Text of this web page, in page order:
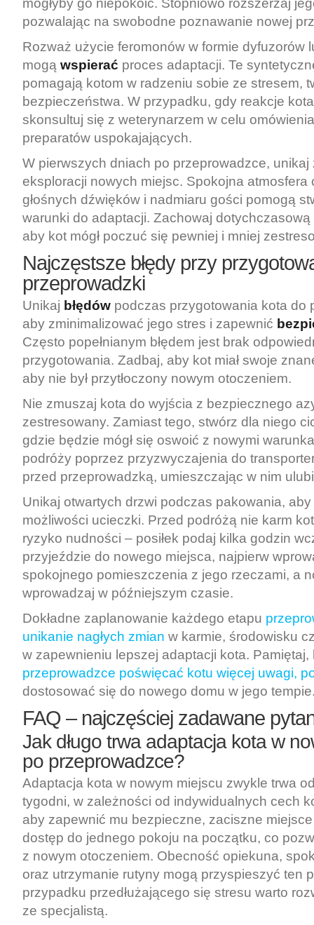
mogłyby go niepokoić. Stopniowo rozszerzaj
pozwalając na swobodne poznawanie nowej
Rozważ użycie feromonów w formie dyfuzorów
mogą wspierać proces adaptacji. Te
pomagają kotom w radzeniu sobie ze stresem,
bezpieczeństwa. W przypadku, gdy reakcje
skonsultuj się z weterynarzem w celu
preparatów uspokajających.
W pierwszych dniach po przeprowadzce,
eksploracji nowych miejsc. Spokojna atmosfera
głośnych dźwięków i nadmiaru gości pomogą
warunki do adaptacji. Zachowaj
aby kot mógł poczuć się pewniej i mniej
Najczęstsze błędy przy
przeprowadzki
Unikaj błędów podczas przygotowania kota do
aby zminimalizować jego stres i zapewnić
Często popełnianym błędem jest brak
przygotowania. Zadbaj, aby kot miał swoje
aby nie był przytłoczony nowym otoczeniem.
Nie zmuszaj kota do wyjścia z bezpiecznego
zestresowany. Zamiast tego, stwórz dla niego
gdzie będzie mógł się oswoić z nowymi
podróży poprzez przyzwyczajenia do
przed przeprowadzką, umieszczając w nim
Unikaj otwartych drzwi podczas pakowania, aby
możliwości ucieczki. Przed podróżą nie karm
ryzyko nudności – posiłek podaj kilka godzin
przyjeździe do nowego miejsca, najpierw
spokojnego pomieszczenia z jego rzeczami, a
wprowadzaj w późniejszym czasie.
Dokładne zaplanowanie każdego etapu
unikanie nagłych zmian w karmie, środowisku
w zapewnieniu lepszej adaptacji kota. Pamiętaj,
przeprowadzce poświęcać kotu więcej uwagi,
dostosować się do nowego domu w jego
FAQ – najczęściej zadawane
Jak długo trwa adaptacja kota w
po przeprowadzce?
Adaptacja kota w nowym miejscu zwykle trwa
tygodni, w zależności od indywidualnych cech
aby zapewnić mu bezpieczne, zaciszne
dostęp do jednego pokoju na początku, co
z nowym otoczeniem. Obecność opiekuna,
oraz utrzymanie rutyny mogą przyspieszyć ten
przypadku przedłużającego się stresu warto
ze specjalistą.